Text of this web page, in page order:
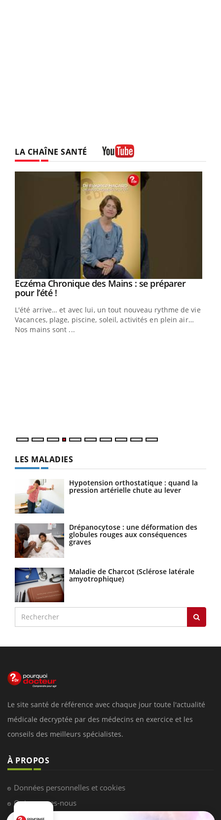
LA CHAÎNE SANTÉ
Youtube
Eczéma Chronique des Mains : se préparer
pour l’été !Youtube
L'été arrive… et avec lui, un tout nouveau rythme de vie !
Vacances, plage, piscine, soleil, activités en plein air…
Nos mains sont ...
LES MALADIES
Hypotension orthostatique : quand la
pression artérielle chute au lever
Drépanocytose : une déformation des
globules rouges aux conséquences
graves
Maladie de Charcot (Sclérose latérale
amyotrophique)
Le site santé de référence avec chaque jour toute l'actualité
médicale decryptée par des médecins en exercice et les
conseils des meilleurs spécialistes.
À PROPOS
Données personnelles et cookies
Qui sommes-nous
Conditions d'utilisation